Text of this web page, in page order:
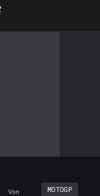
Von
MOTOGP